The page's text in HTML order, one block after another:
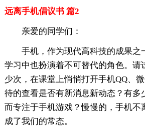
远离手机倡议书 篇2
亲爱的同学们：
手机，作为现代高科技的成果之
学习中也扮演着不可替代的角色。请
少次，在课堂上悄悄打开手机QQ、
待的查看是否有新消息新动态？有多
而专注于手机游戏？慢慢的，手机不
成了我们的常态。